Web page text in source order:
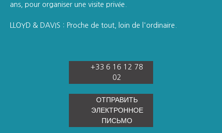
ans, pour organiser une visite privée.
LLOYD & DAVIS : Proche de tout, loin de l'ordinaire.
+33 6 16 12 78
02
ОТПРАВИТЬ
ЭЛЕКТРОННОЕ
ПИСЬМО